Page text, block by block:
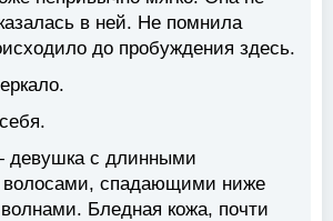
в ней. Не помнила
до пробуждения здесь.
девушка с длинными
волосами, спадающими ниже
Бледная кожа, почти